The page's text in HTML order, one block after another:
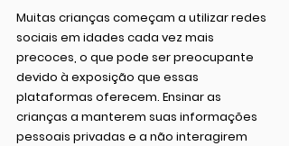
Muitas crianças começam a utilizar redes
sociais em idades cada vez mais
precoces, o que pode ser preocupante
devido à exposição que essas
plataformas oferecem. Ensinar as
crianças a manterem suas informações
pessoais privadas e a não interagirem